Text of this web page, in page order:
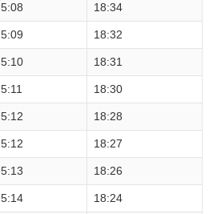
5:08 18:34
5:09 18:32
5:10 18:31
5:11 18:30
5:12 18:28
5:12 18:27
5:13 18:26
5:14 18:24